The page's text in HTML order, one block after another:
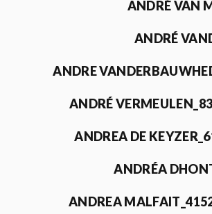
ANDRÉ VAN
ANDRÉ
ANDRE
ANDRÉ
ANDREA DE
ANDRÉA
ANDREA